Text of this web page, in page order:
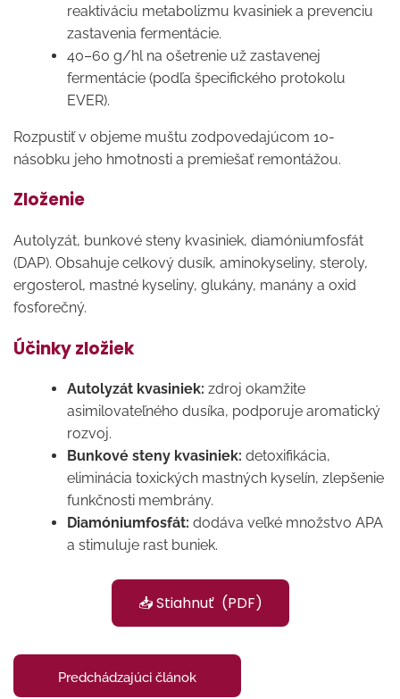
reaktiváciu metabolizmu kvasiniek a prevenciu
zastavenia fermentácie.
40–60 g/hl na ošetrenie už zastavenej
fermentácie (podľa špecifického protokolu
EVER).
Rozpustiť v objeme muštu zodpovedajúcom 10-
násobku jeho hmotnosti a premiešať remontážou.
Zloženie
Autolyzát, bunkové steny kvasiniek, diamóniumfosfát
(DAP). Obsahuje celkový dusík, aminokyseliny, steroly,
ergosterol, mastné kyseliny, glukány, manány a oxid
fosforečný.
Účinky zložiek
Autolyzát kvasiniek: zdroj okamžite
asimilovateľného dusíka, podporuje aromatický
rozvoj.
Bunkové steny kvasiniek: detoxifikácia,
eliminácia toxických mastných kyselín, zlepšenie
funkčnosti membrány.
Diamóniumfosfát: dodáva veľké množstvo APA
a stimuluje rast buniek.
📥 Stiahnuť (PDF)
Predchádzajúci článok